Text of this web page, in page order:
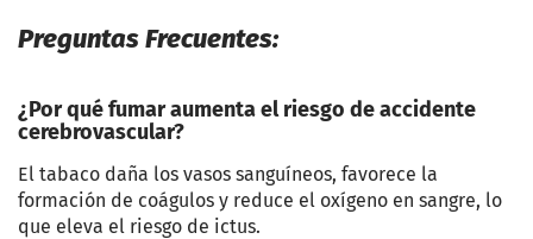
Preguntas Frecuentes:
¿Por qué fumar aumenta el riesgo de accidente
cerebrovascular?
El tabaco daña los vasos sanguíneos, favorece la
formación de coágulos y reduce el oxígeno en sangre, lo
que eleva el riesgo de ictus.